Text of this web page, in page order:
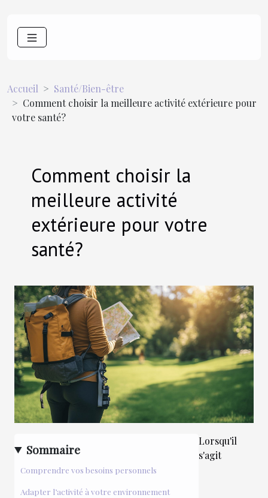
Accueil
Santé/Bien-être
Comment choisir la meilleure activité extérieure pour
votre santé?
Comment choisir la
meilleure activité
extérieure pour votre
santé?
Sommaire
Comprendre vos besoins personnels
Adapter l’activité à votre environnement
Lorsqu'il
s'agit